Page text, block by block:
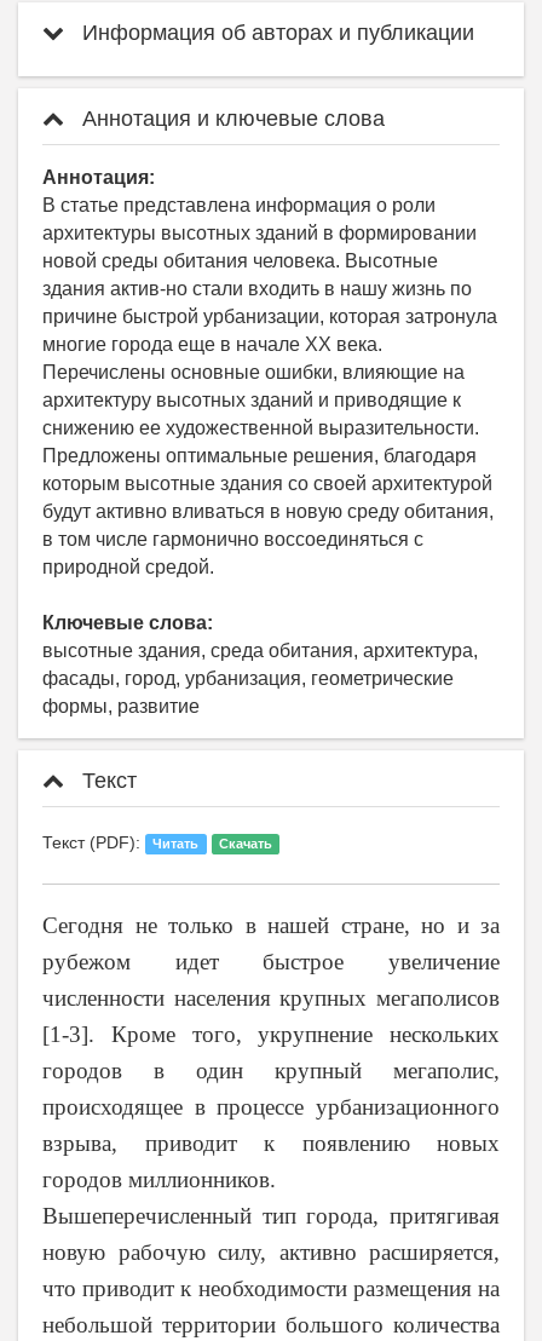
Информация об авторах и публикации
Аннотация и ключевые слова
Аннотация:
В статье представлена информация о роли
архитектуры высотных зданий в формировании
новой среды обитания человека. Высотные
здания актив-но стали входить в нашу жизнь по
причине быстрой урбанизации, которая затронула
многие города еще в начале XX века.
Перечислены основные ошибки, влияющие на
архитектуру высотных зданий и приводящие к
снижению ее художественной выразительности.
Предложены оптимальные решения, благодаря
которым высотные здания со своей архитектурой
будут активно вливаться в новую среду обитания,
в том числе гармонично воссоединяться с
природной средой.
Ключевые слова:
высотные здания, среда обитания, архитектура,
фасады, город, урбанизация, геометрические
формы, развитие
Текст
Текст (PDF): Читать Скачать
Сегодня не только в нашей стране, но и за
рубежом идет быстрое увеличение
численности населения крупных мегаполисов
[1-3]. Кроме того, укрупнение нескольких
городов в один крупный мегаполис,
происходящее в процессе урбанизационного
взрыва, приводит к появлению новых
городов миллионников.
Вышеперечисленный тип города, притягивая
новую рабочую силу, активно расширяется,
что приводит к необходимости размещения на
небольшой территории большого количества